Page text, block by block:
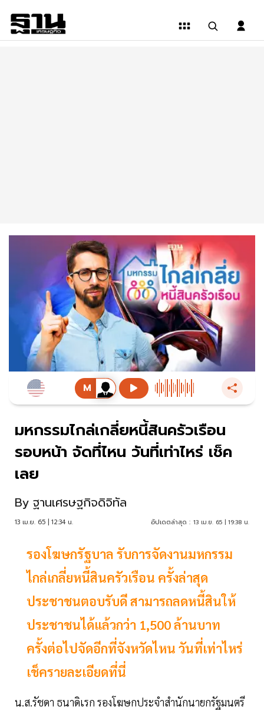
มหกรรมไกล่เกลี่ยหนี้สินครัวเรือน
รอบหน้า จัดที่ไหน วันที่เท่าไหร่ เช็ค
เลย
By ฐานเศรษฐกิจดิจิทัล
13 เม.ย. 65 | 12:34 น. อัปเดตล่าสุด : 13 เม.ย. 65 | 19:38 น.
รองโฆษกรัฐบาล รับการจัดงานมหกรรม
ไกล่เกลี่ยหนี้สินครัวเรือน ครั้งล่าสุด
ประชาชนตอบรับดี สามารถลดหนี้สินให้
ประชาชนได้แล้วกว่า 1,500 ล้านบาท
ครั้งต่อไปจัดอีกที่จังหวัดไหน วันที่เท่าไหร่
เช็ครายละเอียดที่นี่
น.ส.รัชดา ธนาดิเรก รองโฆษกประจำสำนักนายกรัฐมนตรี